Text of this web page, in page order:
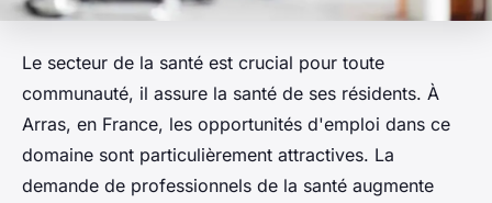
Le secteur de la santé est crucial pour toute
communauté, il assure la santé de ses résidents. À
Arras, en France, les opportunités d'emploi dans ce
domaine sont particulièrement attractives. La
demande de professionnels de la santé augmente